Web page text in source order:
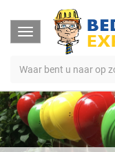
Toggle
navigation